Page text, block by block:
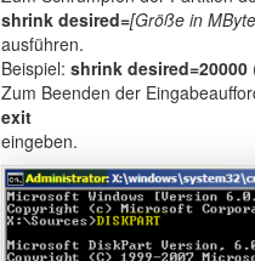
shrink desired=[Größe in
ausführen.
Beispiel: shrink desired=20000
Zum Beenden der
exit
eingeben.